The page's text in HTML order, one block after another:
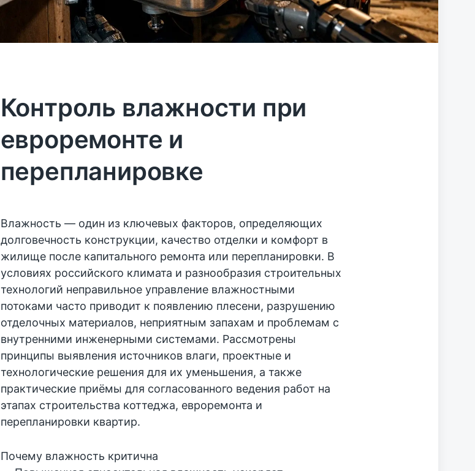
Контроль влажности при
евроремонте и
перепланировке
Влажность — один из ключевых факторов, определяющих
долговечность конструкции, качество отделки и комфорт в
жилище после капитального ремонта или перепланировки. В
условиях российского климата и разнообразия строительных
технологий неправильное управление влажностными
потоками часто приводит к появлению плесени, разрушению
отделочных материалов, неприятным запахам и проблемам с
внутренними инженерными системами. Рассмотрены
принципы выявления источников влаги, проектные и
технологические решения для их уменьшения, а также
практические приёмы для согласованного ведения работ на
этапах строительства коттеджа, евроремонта и
перепланировки квартир.
Почему влажность критична